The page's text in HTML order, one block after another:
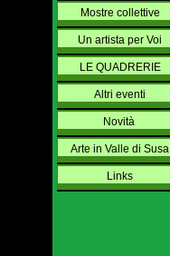
Mostre collettive
Un artista per Voi
LE QUADRERIE
Altri eventi
Novità
Arte in Valle di Susa
Links